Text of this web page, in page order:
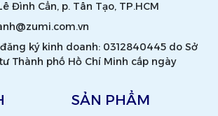
Đình Cẩn, p. Tân Tạo, TP.HCM
ký kinh doanh: 0312840445 do Sở
Thành phố Hồ Chí Minh cấp ngày
SẢN PHẨM